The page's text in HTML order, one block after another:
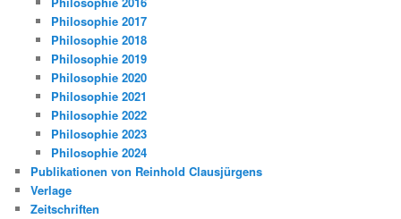
Philosophie 2017
Philosophie 2018
Philosophie 2019
Philosophie 2020
Philosophie 2021
Philosophie 2022
Philosophie 2023
Philosophie 2024
Publikationen von Reinhold Clausjürgens
Verlage
Zeitschriften